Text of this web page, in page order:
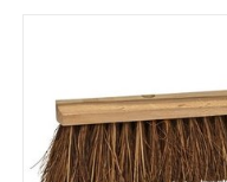
AJOUTER AU PANIER